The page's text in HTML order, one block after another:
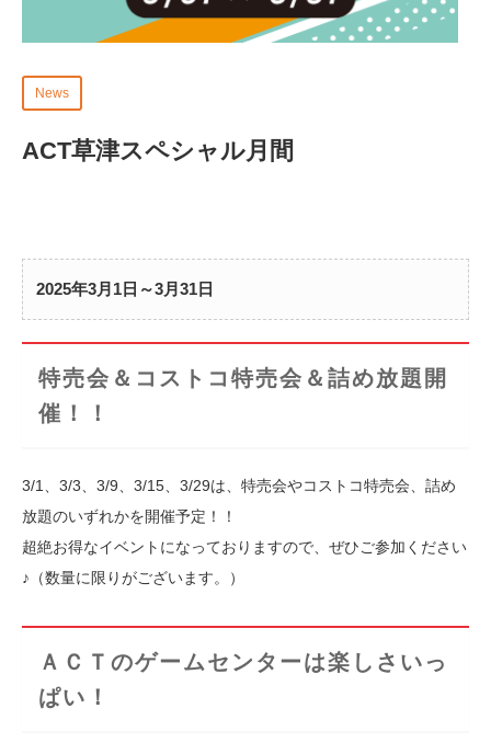
News
ACT草津スペシャル月間
2025年3月1日～3月31日
特売会＆コストコ特売会＆詰め放題開
催！！
3/1、3/3、3/9、3/15、3/29は、特売会やコストコ特売会、詰め
放題のいずれかを開催予定！！
超絶お得なイベントになっておりますので、ぜひご参加ください
♪（数量に限りがございます。）
ＡＣＴのゲームセンターは楽しさいっ
ぱい！